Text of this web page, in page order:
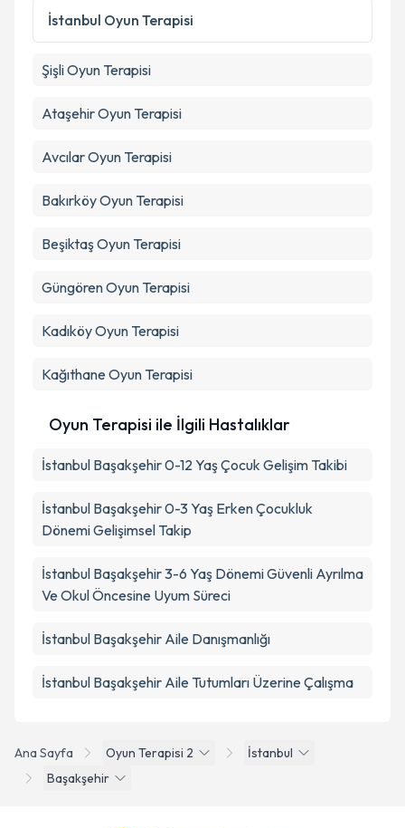
Kişisel verilerimin işlenmesine ilişkin
Metni'ni okudum ve kişisel verilerimin belirtilen
Takvim Talebini Gönder
Ana Sayfa Oyun Terapisi 2
İstanbul
Başakşehir
İstanbul Oyun Terapisi
ŞişliOyun Terapisi
AtaşehirOyun Terapisi
AvcılarOyun Terapisi
BakırköyOyun Terapisi
BeşiktaşOyun Terapisi
GüngörenOyun Terapisi
KadıköyOyun Terapisi
Kağıthane Oyun Terapisi
Oyun Terapisi ile İlgili Hastalıklar
İstanbul Başakşehir 0-12 Yaş Çocuk Gelişim Takibi
İstanbul Başakşehir 0-3 Yaş Erken Çocukluk
Dönemi Gelişimsel Takip
İstanbul Başakşehir 3-6 Yaş Dönemi Güvenli Ayrılma
Ve Okul Öncesine Uyum Süreci
İstanbul Başakşehir Aile Danışmanlığı
İstanbul Başakşehir Aile Tutumları Üzerine Çalışma